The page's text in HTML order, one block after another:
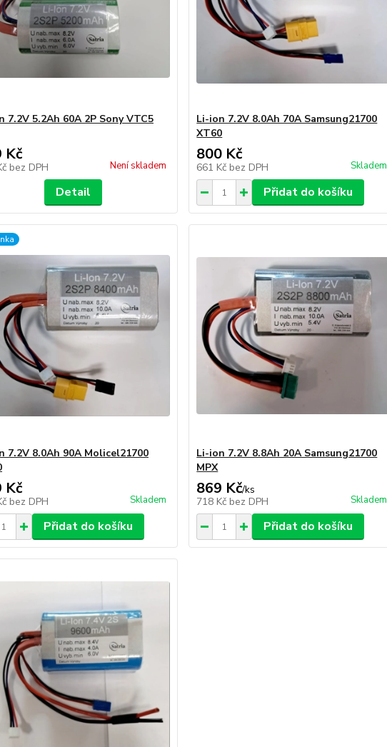
7.2V 5.2Ah 60A 2P Sony VTC5
Kč
bez DPH Není skladem
Detail
Li-ion 7.2V 8.0Ah 70A Samsung21700
XT60
800 Kč
661 Kč bez DPH Skladem
Přidat do košíku
7.2V 8.0Ah 90A Molicel21700
Kč
bez DPH Skladem
Přidat do košíku
Li-ion 7.2V 8.8Ah 20A Samsung21700
MPX
869 Kč/ks
718 Kč bez DPH Skladem
Přidat do košíku